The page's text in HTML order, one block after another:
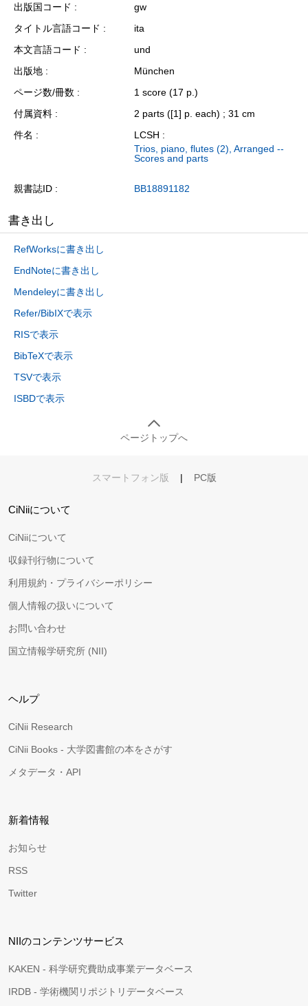
出版国コード
gw
タイトル言語コード
ita
本文言語コード
und
出版地
München
ページ数/冊数
1 score (17 p.)
付属資料
2 parts ([1] p. each) ; 31 cm
件名
LCSH :
Trios, piano, flutes (2), Arranged --
Scores and parts
親書誌ID BB18891182
書き出し
RefWorksに書き出し
EndNoteに書き出し
Mendeleyに書き出し
Refer/BibIXで表示
RISで表示
BibTeXで表示
TSVで表示
ISBDで表示
ページトップへ
スマートフォン版 | PC版
CiNiiについて
CiNiiについて
収録刊行物について
利用規約・プライバシーポリシー
個人情報の扱いについて
お問い合わせ
国立情報学研究所 (NII)
ヘルプ
CiNii Research
CiNii Books - 大学図書館の本をさがす
メタデータ・API
新着情報
お知らせ
RSS
Twitter
NIIのコンテンツサービス
KAKEN - 科学研究費助成事業データベース
IRDB - 学術機関リポジトリデータベース